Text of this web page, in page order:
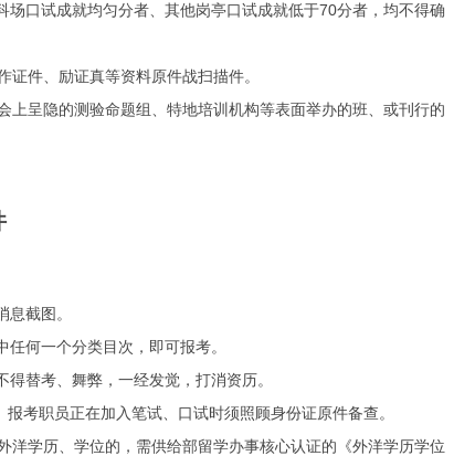
口试成就均匀分者、其他岗亭口试成就低于70分者，均不得确
件、励证真等资料原件战扫描件。
呈隐的测验命题组、特地培训机构等表面举办的班、或刊行的
截图。
何一个分类目次，即可报考。
替考、舞弊，一经发觉，打消资历。
职员正在加入笔试、口试时须照顾身份证原件备查。
学历、学位的，需供给部留学办事核心认证的《外洋学历学位